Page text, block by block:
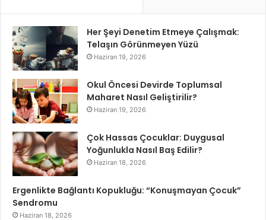
Her Şeyi Denetim Etmeye Çalışmak:
Telaşın Görünmeyen Yüzü
Haziran 19, 2026
Okul Öncesi Devirde Toplumsal
Maharet Nasıl Geliştirilir?
Haziran 19, 2026
Çok Hassas Çocuklar: Duygusal
Yoğunlukla Nasıl Baş Edilir?
Haziran 18, 2026
Ergenlikte Bağlantı Kopukluğu: “Konuşmayan Çocuk”
Sendromu
Haziran 18, 2026